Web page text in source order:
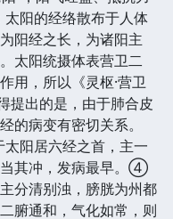
阳的经络散布于人体
阳经之长，为诸阳主
太阳统摄体表营卫二
用，所以《灵枢·营卫
提出的是，由于肺合皮
的病变有密切关系。
阳居六经之首，主一
当其冲，发病最早。④
分清别浊，膀胱为州都
腑通和，气化如常，则